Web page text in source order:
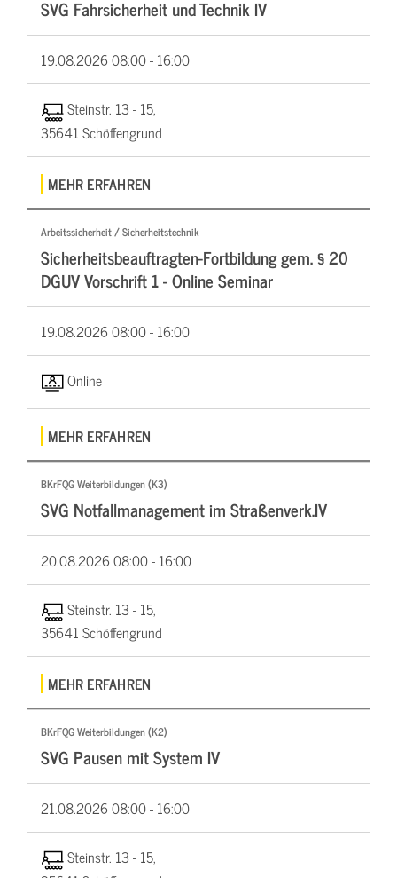
SVG Fahrsicherheit und Technik IV
19.08.202608:00 - 16:00
Steinstr. 13 - 15,
35641 Schöffengrund
MEHR ERFAHREN
Arbeitssicherheit / Sicherheitstechnik
Sicherheitsbeauftragten-Fortbildung gem. § 20
DGUV Vorschrift 1 - Online Seminar
19.08.202608:00 - 16:00
Online
MEHR ERFAHREN
BKrFQG Weiterbildungen (K3)
SVG Notfallmanagement im Straßenverk.IV
20.08.202608:00 - 16:00
Steinstr. 13 - 15,
35641 Schöffengrund
MEHR ERFAHREN
BKrFQG Weiterbildungen (K2)
SVG Pausen mit System IV
21.08.202608:00 - 16:00
Steinstr. 13 - 15,